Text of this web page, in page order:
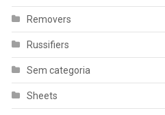
Removers
Russifiers
Sem categoria
Sheets